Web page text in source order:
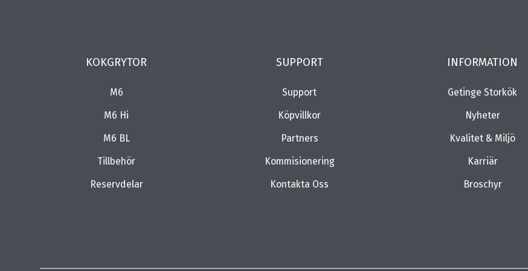
KOKGRYTOR
M6
M6 Hi
M6 BL
Tillbehör
Reservdelar
SUPPORT
Support
Köpvillkor
Partners
Kommisionering
Kontakta Oss
INFORMATION
Getinge Storkök
Nyheter
Kvalitet & Miljö
Karriär
Broschyr